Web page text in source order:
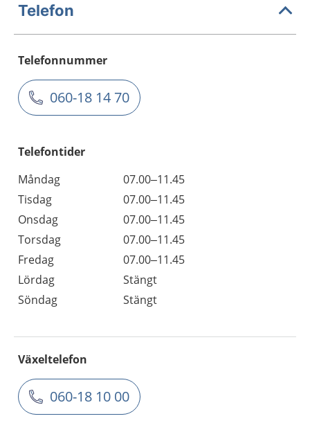
Telefon
Telefonnummer
060-18 14 70
Telefontider
Måndag
07.00–11.45
Tisdag
07.00–11.45
Onsdag
07.00–11.45
Torsdag
07.00–11.45
Fredag
07.00–11.45
Lördag
Stängt
Söndag
Stängt
Växeltelefon
060-18 10 00